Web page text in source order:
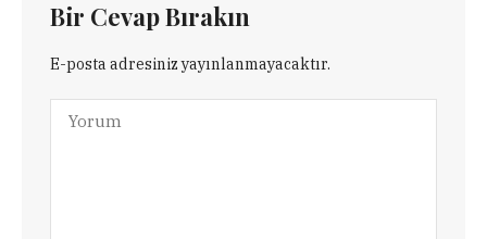
Bir Cevap Bırakın
E-posta adresiniz yayınlanmayacaktır.